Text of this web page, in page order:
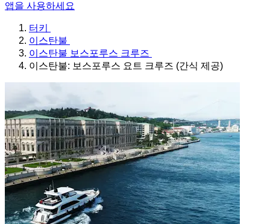
앱을 사용하세요
터키
이스탄불
이스탄불 보스포루스 크루즈
이스탄불: 보스포루스 요트 크루즈 (간식 제공)